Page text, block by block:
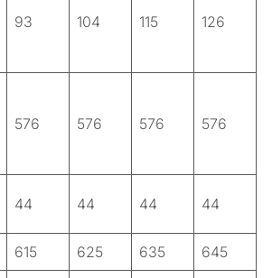
93 104 115 126
576 576 576 576
44 44 44 44
615 625 635 645